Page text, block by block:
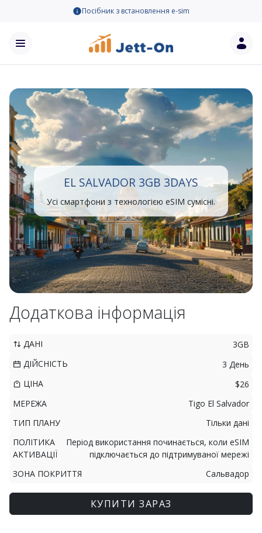
Посібник з встановлення e-sim
EL SALVADOR 3GB 3DAYS
Усі смартфони з технологією eSIM сумісні.
Додаткова інформація
ДАНІ
3GB
ДІЙСНІСТЬ
3 День
ЦІНА
$26
МЕРЕЖА
Tigo El Salvador
ТИП ПЛАНУ
Тільки дані
ПОЛІТИКА
АКТИВАЦІЇ
Період використання починається, коли eSIM
підключається до підтримуваної мережі
ЗОНА ПОКРИТТЯ
Сальвадор
КУПИТИ ЗАРАЗ